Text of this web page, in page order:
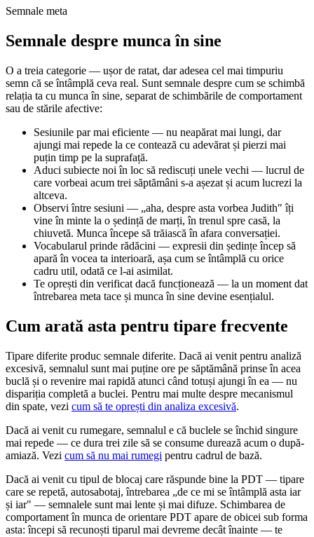
Semnale meta
Semnale despre munca în sine
O a treia categorie — ușor de ratat, dar adesea cel mai timpuriu
semn că se întâmplă ceva real. Sunt semnale despre cum se schimbă
relația ta cu munca în sine, separat de schimbările de comportament
sau de stările afective:
Sesiunile par mai eficiente — nu neapărat mai lungi, dar
ajungi mai repede la ce contează cu adevărat și pierzi mai
puțin timp pe la suprafață.
Aduci subiecte noi în loc să rediscuți unele vechi — lucrul de
care vorbeai acum trei săptămâni s-a așezat și acum lucrezi la
altceva.
Observi între sesiuni — „aha, despre asta vorbea Judith" îți
vine în minte la o ședință de marți, în trenul spre casă, la
chiuvetă. Munca începe să trăiască în afara conversației.
Vocabularul prinde rădăcini — expresii din ședințe încep să
apară în vocea ta interioară, așa cum se întâmplă cu orice
cadru util, odată ce l-ai asimilat.
Te oprești din verificat dacă funcționează — la un moment dat
întrebarea meta tace și munca în sine devine esențialul.
Cum arată asta pentru tipare frecvente
Tipare diferite produc semnale diferite. Dacă ai venit pentru analiză
excesivă, semnalul sunt mai puține ore pe săptămână prinse în acea
buclă și o revenire mai rapidă atunci când totuși ajungi în ea — nu
dispariția completă a buclei. Pentru mai multe despre mecanismul
din spate, vezi cum să te oprești din analiza excesivă.
Dacă ai venit cu rumegare, semnalul e că buclele se închid singure
mai repede — ce dura trei zile să se consume durează acum o după-
amiază. Vezi cum să nu mai rumegi pentru cadrul de bază.
Dacă ai venit cu tipul de blocaj care răspunde bine la PDT — tipare
care se repetă, autosabotaj, întrebarea „de ce mi se întâmplă asta iar
și iar" — semnalele sunt mai lente și mai difuze. Schimbarea de
comportament în munca de orientare PDT apare de obicei sub forma
asta: începi să recunoști tiparul mai devreme decât înainte — te